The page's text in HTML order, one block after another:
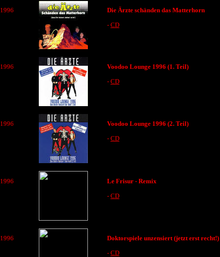
1996
Die Ärzte schänden das Matterhorn
- CD
1996
Voodoo Lounge 1996 (1. Teil)
- CD
1996
Voodoo Lounge 1996 (2. Teil)
- CD
1996
Le Frisur - Remix
- CD
1996
Doktorspiele unzensiert (jetzt erst recht!)
- CD